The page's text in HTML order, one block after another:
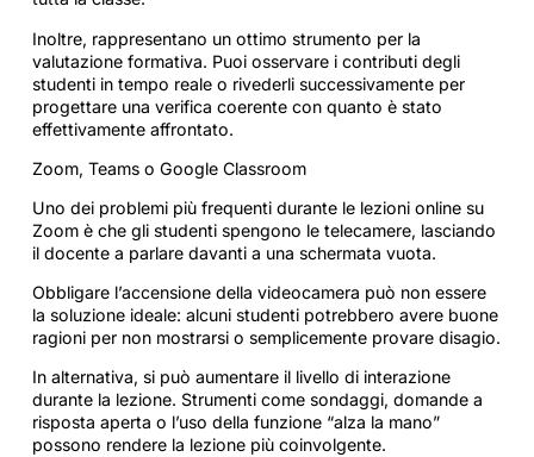
Inoltre, rappresentano un ottimo strumento per la
valutazione formativa. Puoi osservare i contributi degli
studenti in tempo reale o rivederli successivamente per
progettare una verifica coerente con quanto è stato
effettivamente affrontato.
Zoom, Teams o Google Classroom
Uno dei problemi più frequenti durante le lezioni online su
Zoom è che gli studenti spengono le telecamere, lasciando
il docente a parlare davanti a una schermata vuota.
Obbligare l’accensione della videocamera può non essere
la soluzione ideale: alcuni studenti potrebbero avere buone
ragioni per non mostrarsi o semplicemente provare disagio.
In alternativa, si può aumentare il livello di interazione
durante la lezione. Strumenti come sondaggi, domande a
risposta aperta o l’uso della funzione “alza la mano”
possono rendere la lezione più coinvolgente.